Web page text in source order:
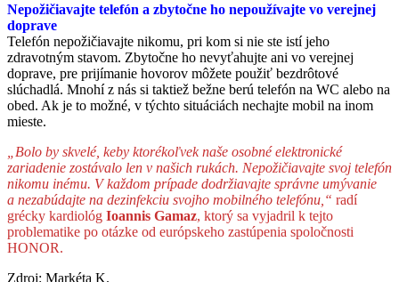
Nepožičiavajte telefón a zbytočne ho nepoužívajte vo verejnej
doprave
Telefón nepožičiavajte nikomu, pri kom si nie ste istí jeho
zdravotným stavom. Zbytočne ho nevyťahujte ani vo verejnej
doprave, pre prijímanie hovorov môžete použiť bezdrôtové
slúchadlá. Mnohí z nás si taktiež bežne berú telefón na WC alebo na
obed. Ak je to možné, v týchto situáciách nechajte mobil na inom
mieste.
„Bolo by skvelé, keby ktorékoľvek naše osobné elektronické
zariadenie zostávalo len v našich rukách. Nepožičiavajte svoj telefón
nikomu inému. V každom prípade dodržiavajte správne umývanie
a nezabúdajte na dezinfekciu svojho mobilného telefónu,“ radí
grécky kardiológ Ioannis Gamaz, ktorý sa vyjadril k tejto
problematike po otázke od európskeho zastúpenia spoločnosti
HONOR.
Zdroj: Markéta K.